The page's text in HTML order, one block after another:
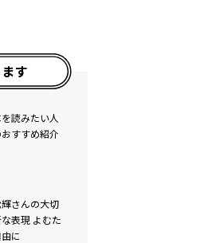
す
読みたい人
すすめ紹介
さんの大切
表現 よむた
に